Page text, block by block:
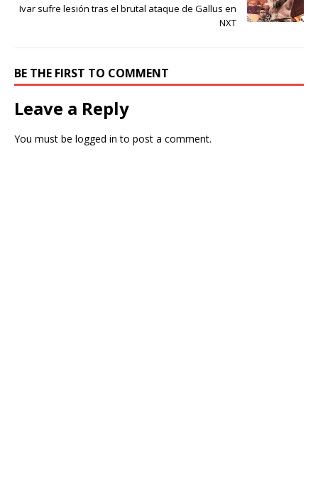
Ivar sufre lesión tras el brutal ataque de Gallus en
NXT
BE THE FIRST TO COMMENT
Leave a Reply
You must be logged in to post a comment.